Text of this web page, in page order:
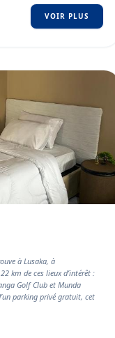
VOIR PLUS
à Lusaka, à
km de ces lieux d’intérêt :
Golf Club et Munda
parking privé gratuit, cet